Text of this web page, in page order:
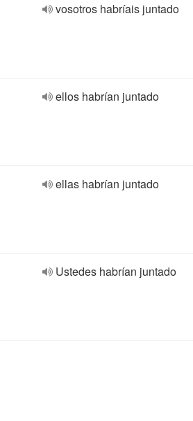
vosotros habríais juntado
ellos habrían juntado
ellas habrían juntado
Ustedes habrían juntado